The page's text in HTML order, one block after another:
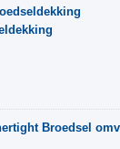
Broedsel